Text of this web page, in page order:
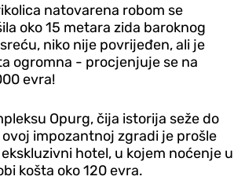
natovarena robom se
oko 15 metara zida baroknog
niko nije povrijeđen, ali je
ogromna - procjenjuje se na
evra!
Opurg, čija istorija seže do
ovoj impozantnoj zgradi je prošle
hotel, u kojem noćenje u
košta oko 120 evra.